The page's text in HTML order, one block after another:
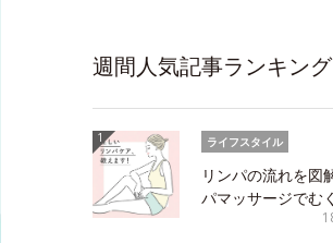
週間人気記事ランキング
ライフスタイル
リンパの流れを図
パマッサージでむ